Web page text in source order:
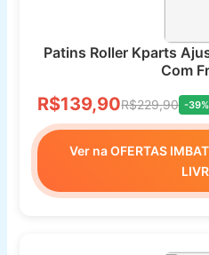
Patins Roller Kparts
Com
R$139,90R$229,90 -39%
Ver na OFERTAS